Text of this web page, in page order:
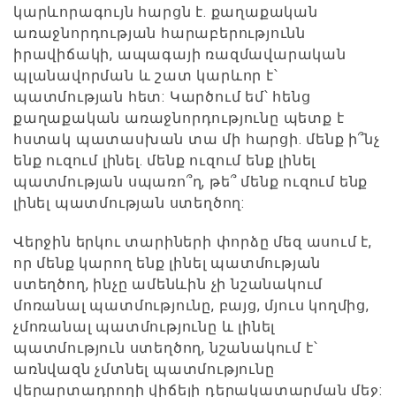
կարևորագույն հարցն է. քաղաքական
առաջնորդության հարաբերությունն
իրավիճակի, ապագայի ռազմավարական
պլանավորման և շատ կարևոր է՝
պատմության հետ: Կարծում եմ՝ հենց
քաղաքական առաջնորդությունը պետք է
հստակ պատասխան տա մի հարցի. մենք ի՞նչ
ենք ուզում լինել. մենք ուզում ենք լինել
պատմության սպառո՞ղ, թե՞ մենք ուզում ենք
լինել պատմության ստեղծող:
Վերջին երկու տարիների փորձը մեզ ասում է,
որ մենք կարող ենք լինել պատմության
ստեղծող, ինչը ամենևին չի նշանակում
մոռանալ պատմությունը, բայց, մյուս կողմից,
չմոռանալ պատմությունը և լինել
պատմություն ստեղծող, նշանակում է՝
առնվազն չմտնել պատմությունը
վերարտադրողի վիճելի դերակատարման մեջ: